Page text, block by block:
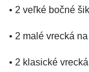
• 2 veľké bočné
• 2 malé vrecká
• 2 klasické